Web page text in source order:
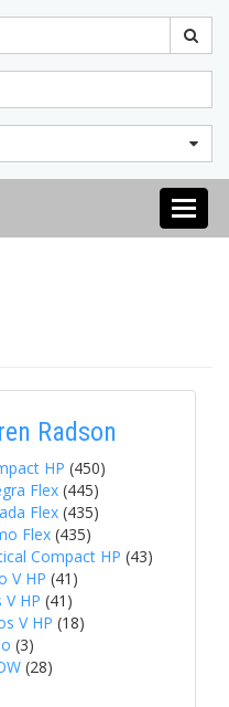
Toggle
Radson
HP (450)
Flex (445)
Flex (435)
Flex (435)
Compact HP (43)
V HP (41)
HP (41)
V HP (18)
(3)
(28)